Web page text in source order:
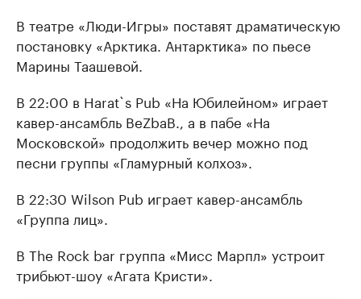
В театре «Люди-Игры» поставят драматическую
постановку «Арктика. Антарктика» по пьесе
Марины Таашевой.
В 22:00 в Harat`s Pub «На Юбилейном» играет
кавер-ансамбль BeZbaB., а в пабе «На
Московской» продолжить вечер можно под
песни группы «Гламурный колхоз».
В 22:30 Wilson Pub играет кавер-ансамбль
«Группа лиц».
В The Rock bar группа «Мисс Марпл» устроит
трибьют-шоу «Агата Кристи».